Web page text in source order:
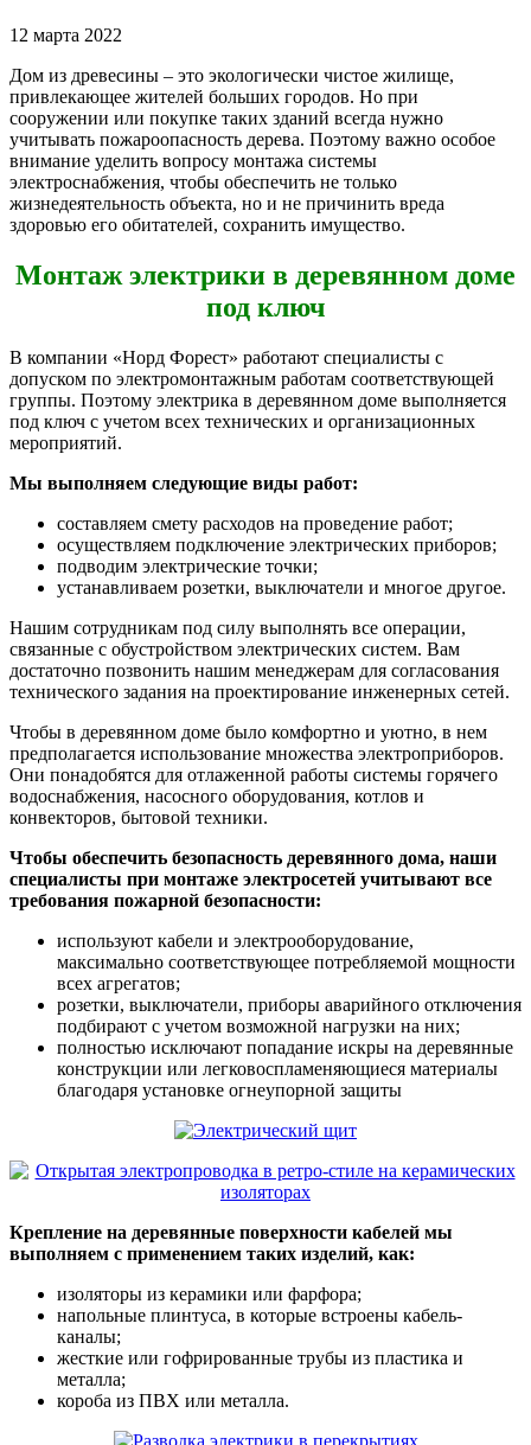
12 марта 2022
Дом из древесины – это экологически чистое жилище,
привлекающее жителей больших городов. Но при
сооружении или покупке таких зданий всегда нужно
учитывать пожароопасность дерева. Поэтому важно особое
внимание уделить вопросу монтажа системы
электроснабжения, чтобы обеспечить не только
жизнедеятельность объекта, но и не причинить вреда
здоровью его обитателей, сохранить имущество.
Монтаж электрики в деревянном доме
под ключ
В компании «Норд Форест» работают специалисты с
допуском по электромонтажным работам соответствующей
группы. Поэтому электрика в деревянном доме выполняется
под ключ с учетом всех технических и организационных
мероприятий.
Мы выполняем следующие виды работ:
составляем смету расходов на проведение работ;
осуществляем подключение электрических приборов;
подводим электрические точки;
устанавливаем розетки, выключатели и многое другое.
Нашим сотрудникам под силу выполнять все операции,
связанные с обустройством электрических систем. Вам
достаточно позвонить нашим менеджерам для согласования
технического задания на проектирование инженерных сетей.
Чтобы в деревянном доме было комфортно и уютно, в нем
предполагается использование множества электроприборов.
Они понадобятся для отлаженной работы системы горячего
водоснабжения, насосного оборудования, котлов и
конвекторов, бытовой техники.
Чтобы обеспечить безопасность деревянного дома, наши
специалисты при монтаже электросетей учитывают все
требования пожарной безопасности:
используют кабели и электрооборудование,
максимально соответствующее потребляемой мощности
всех агрегатов;
розетки, выключатели, приборы аварийного отключения
подбирают с учетом возможной нагрузки на них;
полностью исключают попадание искры на деревянные
конструкции или легковоспламеняющиеся материалы
благодаря установке огнеупорной защиты
Крепление на деревянные поверхности кабелей мы
выполняем с применением таких изделий, как:
изоляторы из керамики или фарфора;
напольные плинтуса, в которые встроены кабель-
каналы;
жесткие или гофрированные трубы из пластика и
металла;
короба из ПВХ или металла.